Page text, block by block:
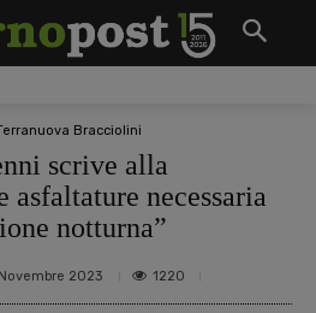
Bracciolini
scrive alla
asfaltature necessaria
notturna”
2023 1220